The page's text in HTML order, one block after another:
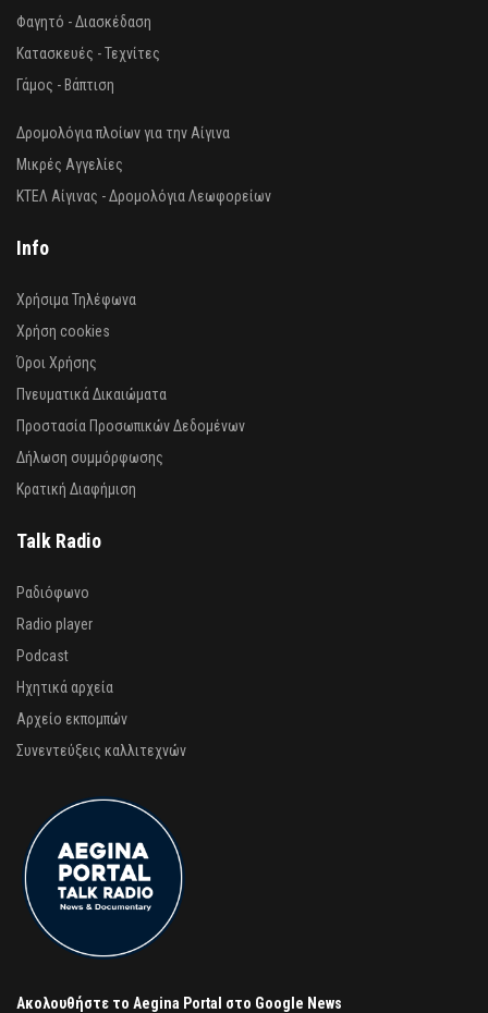
Φαγητό - Διασκέδαση
Κατασκευές - Τεχνίτες
Γάμος - Βάπτιση
Δρομολόγια πλοίων για την Αίγινα
Μικρές Αγγελίες
ΚΤΕΛ Αίγινας - Δρομολόγια Λεωφορείων
Info
Χρήσιμα Τηλέφωνα
Χρήση cookies
Όροι Χρήσης
Πνευματικά Δικαιώματα
Προστασία Προσωπικών Δεδομένων
Δήλωση συμμόρφωσης
Κρατική Διαφήμιση
Talk Radio
Ραδιόφωνο
Radio player
Podcast
Ηχητικά αρχεία
Αρχείο εκπομπών
Συνεντεύξεις καλλιτεχνών
Ακολουθήστε το Aegina Portal στο Google News